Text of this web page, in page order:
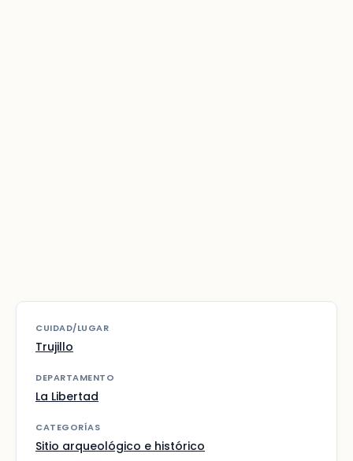
CUIDAD/LUGAR
Trujillo
DEPARTAMENTO
La Libertad
CATEGORÍAS
Sitio arqueológico e histórico